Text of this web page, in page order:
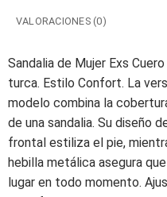
VALORACIONES (0)
Sandalia de Mujer Exs
turca. Estilo Confort. La
modelo combina la
de una sandalia. Su diseño
frontal estiliza el pie,
hebilla metálica asegura
lugar en todo momento.